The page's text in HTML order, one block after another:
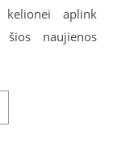
aplink
šios naujienos